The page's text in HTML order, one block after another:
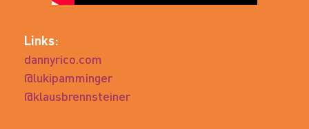
Links:
dannyrico.com
@lukipamminger
@klausbrennsteiner